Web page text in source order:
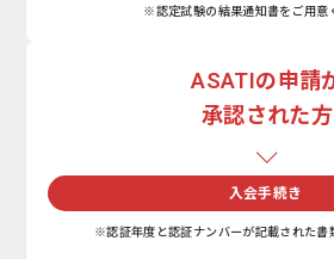
※認定試験の結果通知書をご用意
ASATIの申請
承認された方
入会手続き
※認証年度と認証ナンバーが記載された書